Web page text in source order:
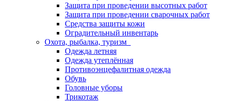
Защита при проведении высотных работ
Защита при проведении сварочных работ
Средства защиты кожи
Оградительный инвентарь
Охота, рыбалка, туризм
Одежда летняя
Одежда утеплённая
Противоэнцефалитная одежда
Обувь
Головные уборы
Трикотаж